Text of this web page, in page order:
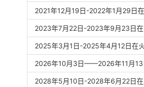
2021年12月19日-2022年1月29日
2023年7月22日-2023年9月23日
2025年3月1日-2025年4月12日在
2026年10月3日——2026年11月13
2028年5月10日-2028年6月22日